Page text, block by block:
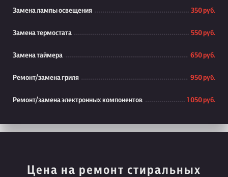
Замена лампы освещения 350 руб.
Замена термостата 550 руб.
Замена таймера 650 руб.
Ремонт/замена гриля 950 руб.
Ремонт/замена электронных компонентов 1 050 руб.
Цена на ремонт стиральных